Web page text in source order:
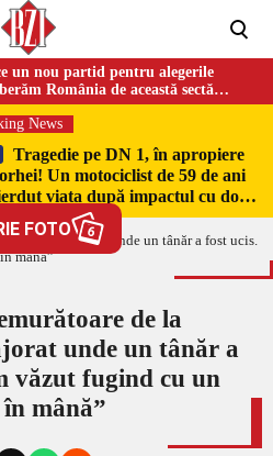
un nou partid pentru alegerile
România de această sectă
News
Tragedie pe DN 1, în apropiere
Un motociclist de 59 de ani
viața după impactul cu două
FOTO 6
de la
unde un tânăr a
văzut fugind cu un
mână”